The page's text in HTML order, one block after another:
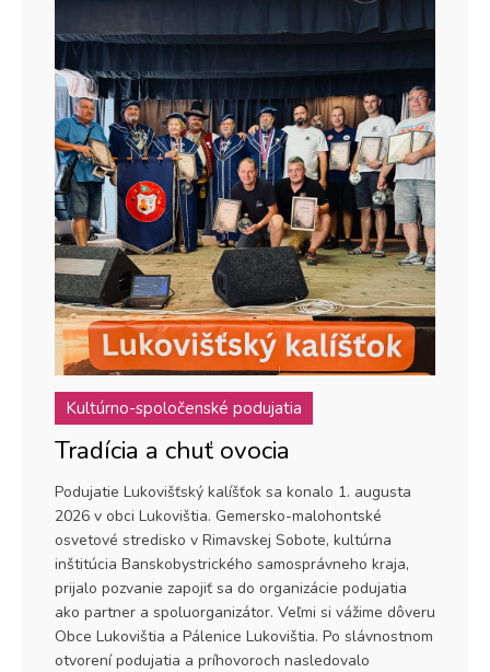
Kultúrno-spoločenské podujatia
Tradícia a chuť ovocia
Podujatie Lukovišťský kalíšťok sa konalo 1. augusta
2026 v obci Lukovištia. Gemersko-malohontské
osvetové stredisko v Rimavskej Sobote, kultúrna
inštitúcia Banskobystrického samosprávneho kraja,
prijalo pozvanie zapojiť sa do organizácie podujatia
ako partner a spoluorganizátor. Veľmi si vážime dôveru
Obce Lukovištia a Pálenice Lukovištia. Po slávnostnom
otvorení podujatia a príhovoroch nasledovalo